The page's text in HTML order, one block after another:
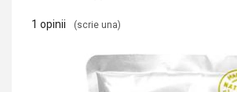
1 opinii (scrie una)